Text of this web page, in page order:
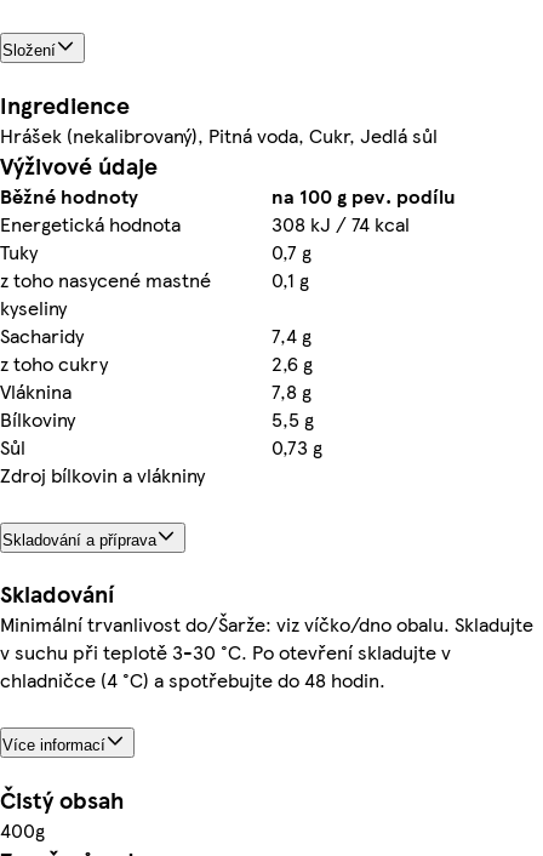
Složení
Ingredience
Hrášek (nekalibrovaný), Pitná voda, Cukr, Jedlá sůl
Výživové údaje
Běžné hodnoty
na 100 g pev. podílu
Energetická hodnota
308 kJ / 74 kcal
Tuky
0,7 g
z toho nasycené mastné
kyseliny
0,1 g
Sacharidy
7,4 g
z toho cukry
2,6 g
Vláknina
7,8 g
Bílkoviny
5,5 g
Sůl
0,73 g
Zdroj bílkovin a vlákniny
Skladování a příprava
Skladování
Minimální trvanlivost do/Šarže: viz víčko/dno obalu. Skladujte
v suchu při teplotě 3-30 °C. Po otevření skladujte v
chladničce (4 °C) a spotřebujte do 48 hodin.
Více informací
Čistý obsah
400g